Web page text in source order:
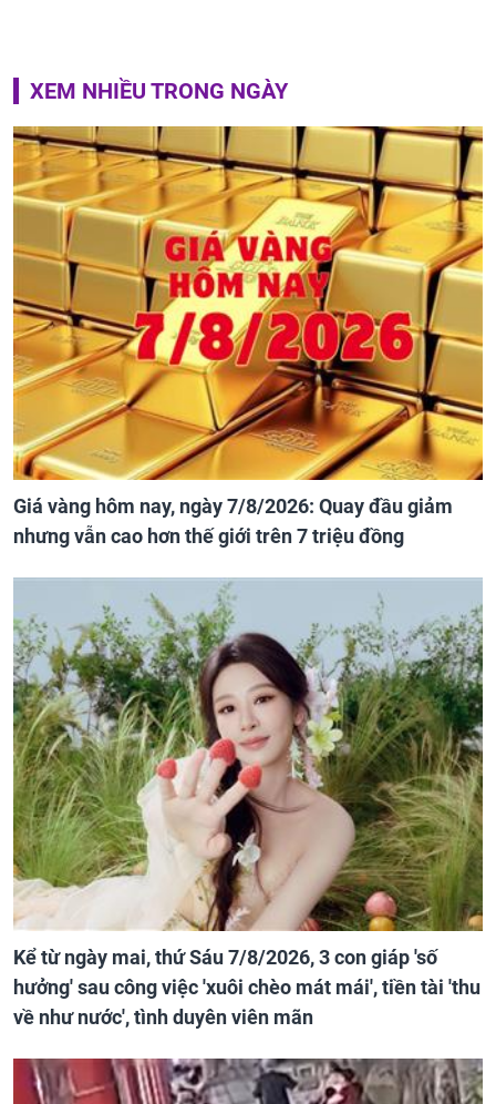
XEM NHIỀU TRONG NGÀY
Giá vàng hôm nay, ngày 7/8/2026: Quay đầu giảm
nhưng vẫn cao hơn thế giới trên 7 triệu đồng
Kể từ ngày mai, thứ Sáu 7/8/2026, 3 con giáp 'số
hưởng' sau công việc 'xuôi chèo mát mái', tiền tài 'thu
về như nước', tình duyên viên mãn